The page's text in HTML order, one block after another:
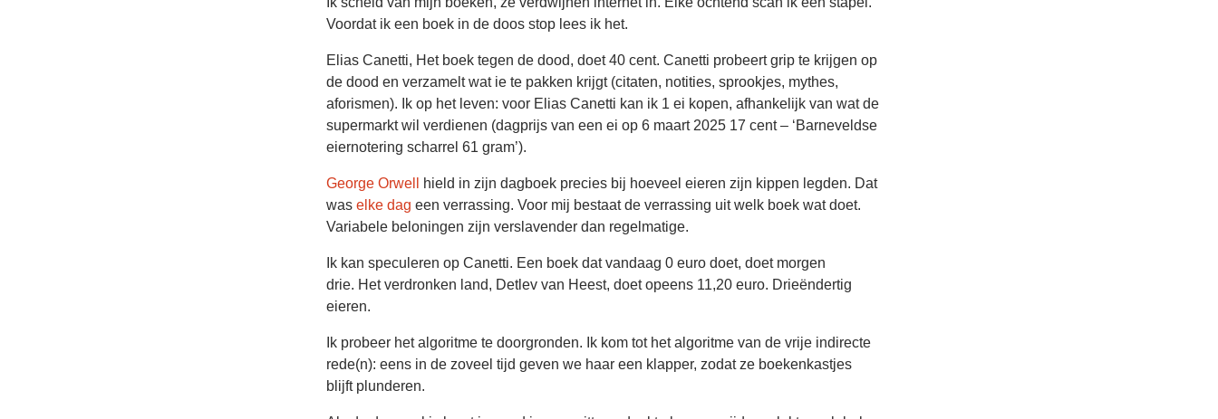
Voordat ik een boek in de doos stop lees ik het.
Elias Canetti, Het boek tegen de dood, doet 40 cent. Canetti probeert grip te krijgen op
de dood en verzamelt wat ie te pakken krijgt (citaten, notities, sprookjes, mythes,
aforismen). Ik op het leven: voor Elias Canetti kan ik 1 ei kopen, afhankelijk van wat de
supermarkt wil verdienen (dagprijs van een ei op 6 maart 2025 17 cent – ‘Barneveldse
eiernotering scharrel 61 gram’).
George Orwell
hield in zijn dagboek precies bij hoeveel eieren zijn kippen legden. Dat
was elke dag een verrassing. Voor mij bestaat de verrassing uit welk boek wat doet.
Variabele beloningen zijn verslavender dan regelmatige.
Ik kan speculeren op Canetti. Een boek dat vandaag 0 euro doet, doet morgen
drie. Het verdronken land, Detlev van Heest, doet opeens 11,20 euro. Drieëndertig
eieren.
Ik probeer het algoritme te doorgronden. Ik kom tot het algoritme van de vrije indirecte
rede(n): eens in de zoveel tijd geven we haar een klapper, zodat ze boekenkastjes
blijft plunderen.